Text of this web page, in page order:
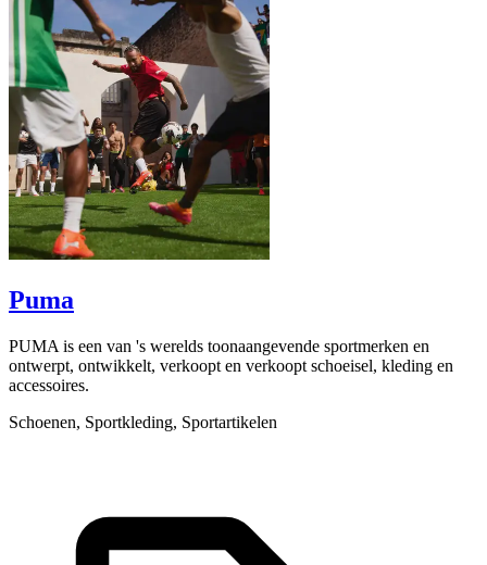
Puma
PUMA is een van 's werelds toonaangevende sportmerken en
ontwerpt, ontwikkelt, verkoopt en verkoopt schoeisel, kleding en
accessoires.
Schoenen, Sportkleding, Sportartikelen